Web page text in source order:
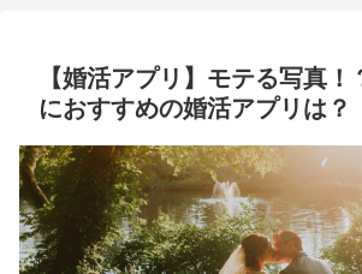
【婚活アプリ】モテる写真
におすすめの婚活アプリは？